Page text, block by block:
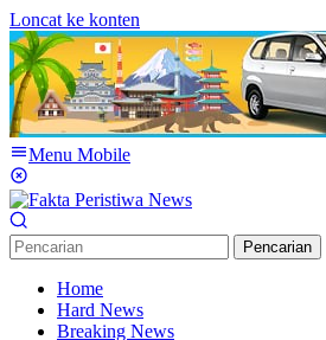
Loncat ke konten
Menu Mobile
Pencarian
Home
Hard News
Breaking News